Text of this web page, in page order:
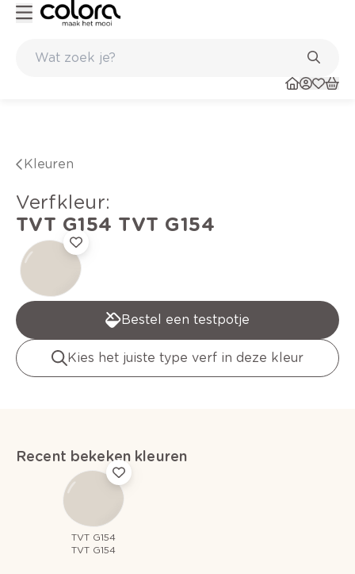
Kleuren
verfkleur:
TVT G154 TVT G154
Bestel een testpotje
Kies het juiste type verf in deze kleur
Recent bekeken kleuren
TVT G154
TVT G154